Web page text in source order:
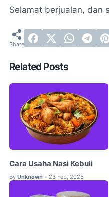
Selamat berjualan, dan
Related Posts
Cara Usaha Nasi Kebuli
By Unknown • 23 Feb, 2025